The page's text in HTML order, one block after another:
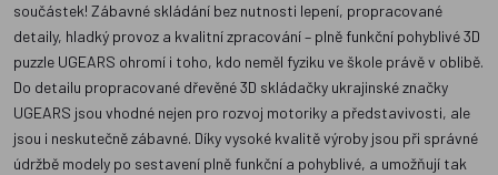
součástek! Zábavné skládání bez nutnosti lepení, propracované
detaily, hladký provoz a kvalitní zpracování – plně funkční pohyblivé 3D
puzzle UGEARS ohromí i toho, kdo neměl fyziku ve škole právě v oblibě.
Do detailu propracované dřevěné 3D skládačky ukrajinské značky
UGEARS jsou vhodné nejen pro rozvoj motoriky a představivosti, ale
jsou i neskutečně zábavné. Díky vysoké kvalitě výroby jsou při správné
údržbě modely po sestavení plně funkční a pohyblivé, a umožňují tak